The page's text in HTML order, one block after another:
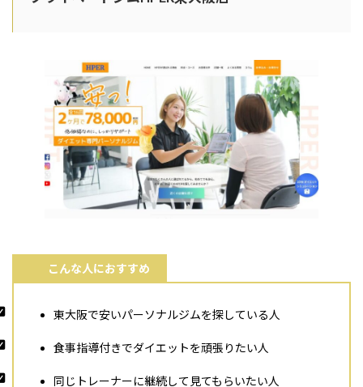
こんな人におすすめ
東大阪で安いパーソナルジムを探している人
食事指導付きでダイエットを頑張りたい人
同じトレーナーに継続して見てもらいたい人